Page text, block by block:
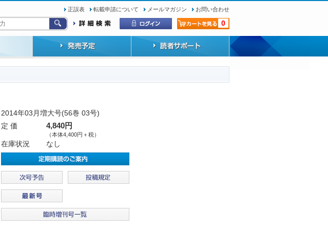
正誤表 転載申請について メールマガジン お問い合わせ
0
2014年03月増大号(56巻 03号)
定 価
4,840円
（本体4,400円＋税）
在庫状況 なし